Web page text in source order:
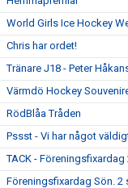
World Girls Ice Hockey
Chris har ordet!
Tränare J18 - Peter
Värmdö Hockey
RödBlåa Tråden
Pssst - Vi har något
TACK - Föreningsfixardag
Föreningsfixardag Sön. 2